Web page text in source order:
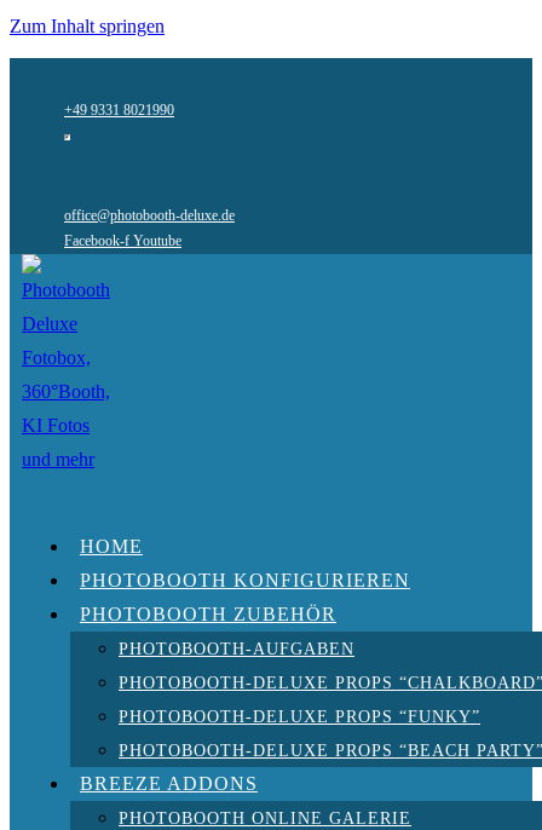
Zum Inhalt springen
+49 9331 8021990
office@photobooth-deluxe.de
Facebook-f Youtube
HOME
PHOTOBOOTH KONFIGURIEREN
PHOTOBOOTH ZUBEHÖR
PHOTOBOOTH-AUFGABEN
PHOTOBOOTH-DELUXE PROPS
PHOTOBOOTH-DELUXE PROPS “FUNKY”
PHOTOBOOTH-DELUXE PROPS “BEACH
BREEZE ADDONS
PHOTOBOOTH ONLINE GALERIE